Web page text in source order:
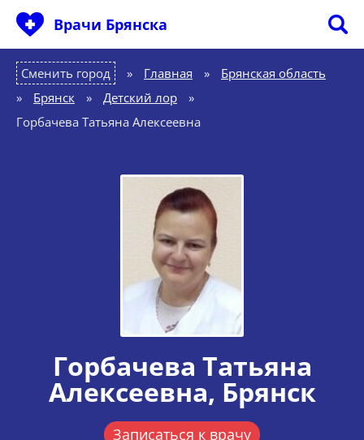
Врачи Брянска
Сменить город Главная »
Брянская область
»
Брянск » Детский лор
»
Горбачева Татьяна Алексеевна
Горбачева Татьяна
Алексеевна, Брянск
Записаться к врачу